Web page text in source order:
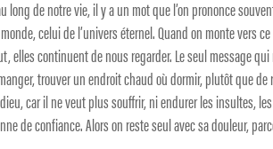
long de notre vie, il y a un mot que l’on prononce
celui de l’univers éternel. Quand on monte vers
elles continuent de nous regarder. Le seul message
trouver un endroit chaud où dormir, plutôt que
car il ne veut plus souffrir, ni endurer les insultes,
de confiance. Alors on reste seul avec sa douleur,